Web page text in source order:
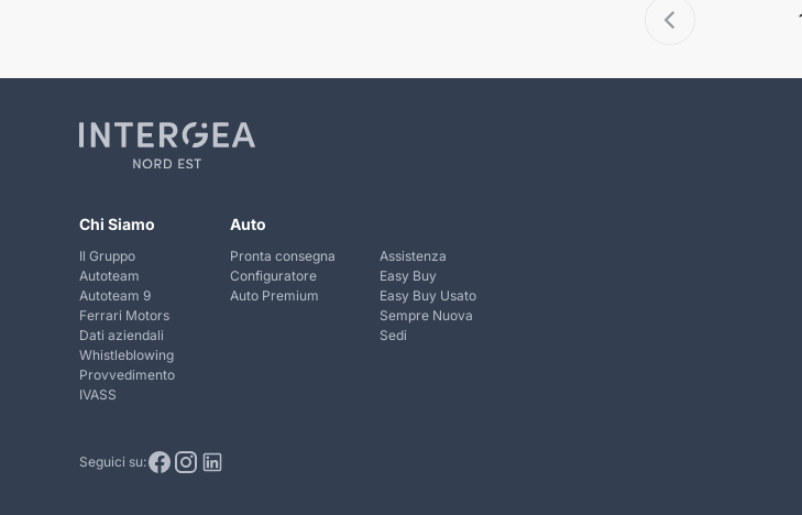
Chi Siamo
Il Gruppo
Autoteam
Autoteam 9
Ferrari Motors
Dati aziendali
Whistleblowing
Provvedimento
IVASS
Auto
Pronta consegna
Configuratore
Auto Premium
Assistenza
Easy Buy
Easy Buy Usato
Sempre Nuova
Sedi
Seguici su: